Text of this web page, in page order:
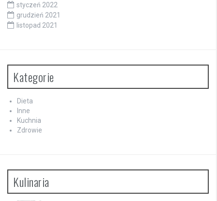
styczeń 2022
grudzień 2021
listopad 2021
Kategorie
Dieta
Inne
Kuchnia
Zdrowie
Kulinaria